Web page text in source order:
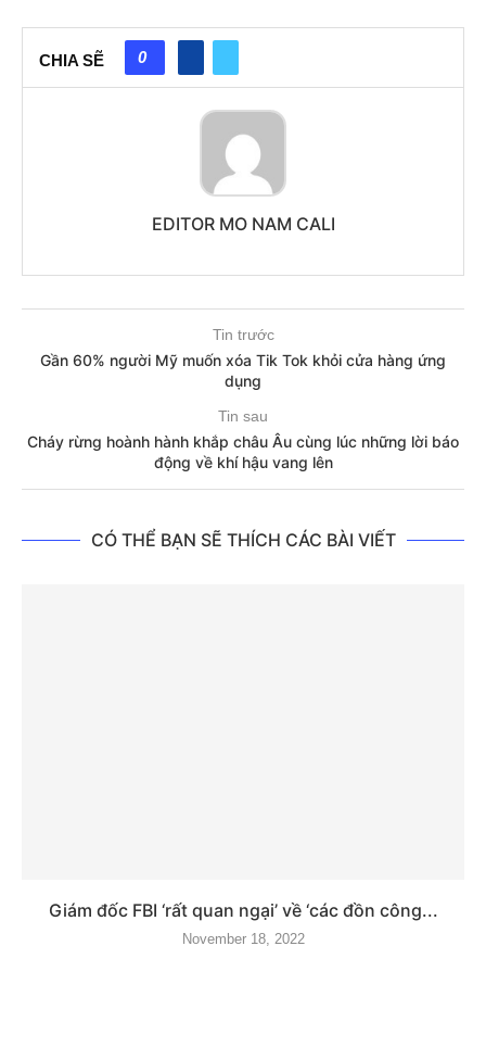
CHIA SẼ 0
EDITOR MO NAM CALI
Tin trước
Gần 60% người Mỹ muốn xóa Tik Tok khỏi cửa hàng ứng
dụng
Tin sau
Cháy rừng hoành hành khắp châu Âu cùng lúc những lời báo
động về khí hậu vang lên
CÓ THỂ BẠN SẼ THÍCH CÁC BÀI VIẾT
Giám đốc FBI ‘rất quan ngại’ về ‘các đồn công...
November 18, 2022